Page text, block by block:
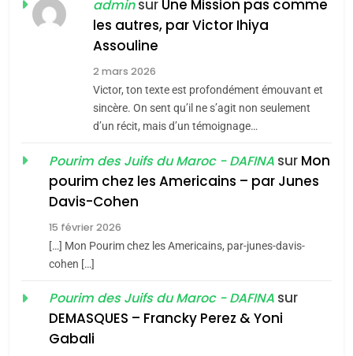
MA JUDAÏTE par Thérèse
Zrihen-Dvir
ISRAÉL JUDAISME
CE QUI NOUS MANQUE –
Jacques Hadida
JUDAISME
Maroc : Les amandes de
Tafraout, le miel de Tadla
du terroir
Oeil ravageur – Vanessa
De Loya Stauber
adminsur Une Mission pas comme
les autres, par Victor Ihiya
Assouline
2 mars 2026
Victor, ton texte est profondément émouvant et
sincère. On sent qu’il ne s’agit non seulement
d’un récit, mais d’un témoignage…
Pourim des Juifs du Maroc - DAFINA sur Mon
pourim chez les Americains – par Junes
Davis-Cohen
15 février 2026
[…] Mon Pourim chez les Americains, par-junes-davis-
cohen […]
Pourim des Juifs du Maroc - DAFINA sur
DEMASQUES – Francky Perez & Yoni
Gabali